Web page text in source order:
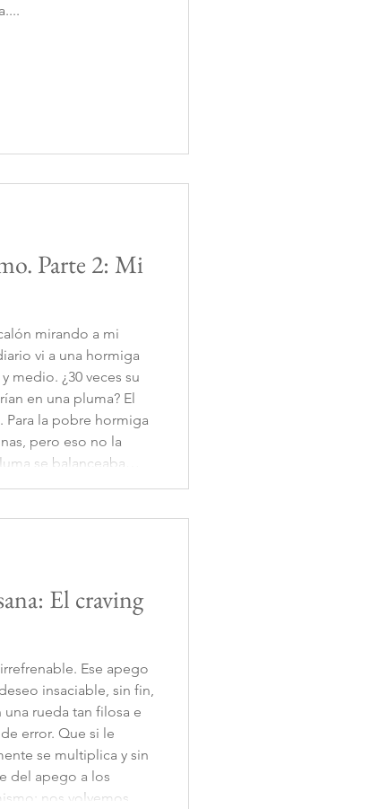
Parte 2: Mi
mirando a mi
vi a una hormiga
veces su
en una pluma? El
Para la pobre hormiga
pero eso no la
se balanceaba
si bailara. Parecía
El craving
Ese apego
insaciable, sin fin,
rueda tan filosa e
error. Que si le
se multiplica y sin
del apego a los
nos volvemos